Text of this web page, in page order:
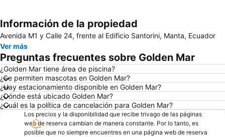
Ampliar mapa
Información de la propiedad
Avenida M1 y Calle 24, frente al Edificio Santorini, Manta, Ecuador
Ver más
Preguntas frecuentes sobre Golden Mar
¿Golden Mar tiene área de piscina?
¿Se permiten mascotas en Golden Mar?
¿Hay estacionamiento disponible en Golden Mar?
¿Dónde está ubicado Golden Mar?
¿Cuál es la política de cancelación para Golden Mar?
Los precios y la disponibilidad que recibe trivago de las páginas
web de reserva cambian de manera constante. Por lo tanto, es
posible que no siempre encuentres en una página web de reserva